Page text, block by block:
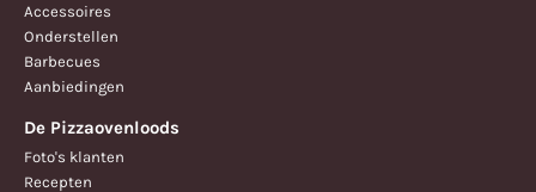
Accessoires
Onderstellen
Barbecues
Aanbiedingen
De Pizzaovenloods
Foto's klanten
Recepten